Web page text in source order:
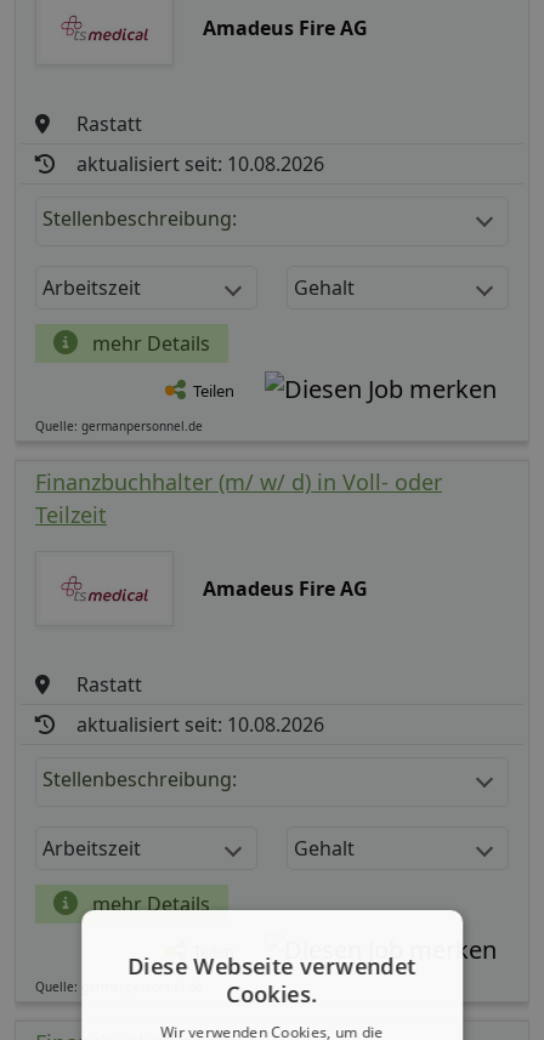
Amadeus Fire AG
Rastatt
aktualisiert seit: 10.08.2026
Stellenbeschreibung:
Arbeitszeit Gehalt
mehr Details
Teilen
Quelle: germanpersonnel.de
Finanzbuchhalter (m/ w/ d) in Voll- oder
Teilzeit
Amadeus Fire AG
Rastatt
aktualisiert seit: 10.08.2026
Stellenbeschreibung:
Arbeitszeit Gehalt
mehr Details
Quelle: germanpersonnel.de
Diese Webseite verwendet
Cookies.
Wir verwenden Cookies, um die